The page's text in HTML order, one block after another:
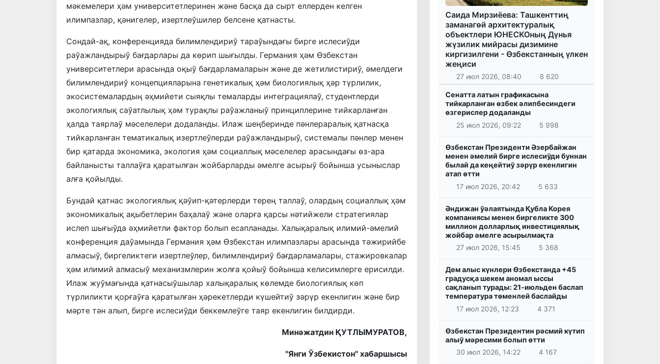
мәкемелери ҳәм университетлеринен және басқа да сырт еллерден келген
илимпазлар, қәнигелер, изертлеўшилер белсене қатнасты.
Сондай-ақ, конференцияда билимлендириў тараўындағы бирге ислесиўди
раўажландырыў бағдарлары да көрип шығылды. Германия ҳәм Өзбекстан
университетлери арасында оқыў бағдарламаларын және де жетилистириў, әмелдеги
билимлендириў концепцияларына генетикалық ҳәм биологиялық ҳәр түрлилик,
экосистемалардың әҳмийети сыяқлы темаларды интеграциялаў, студентлерди
экологиялық саўатлылық ҳәм турақлы раўажланыў принциплерине тийкарланған
ҳалда таярлаў мәселелери додаланды. Илаж шеңберинде пәнлераралық қатнасқа
тийкарланған тематикалық изертлеўлерди раўажландырыў, системалы пәнлер менен
бир қатарда экономика, экология ҳәм социаллық мәселелер арасындағы өз-ара
байланысты таллаўға қаратылған жойбарларды әмелге асырыў бойынша усыныслар
алға қойылды.
Бундай қатнас экологиялық қәўип-қәтерлерди терең таллаў, олардың социаллық ҳәм
экономикалық ақыбетлерин баҳалаў және оларға қарсы нәтийжели стратегиялар
ислеп шығыўда әҳмийетли фактор болып есапланады. Халықаралық илимий-әмелий
конференция даўамында Германия ҳәм Өзбекстан илимпазлары арасында тәжирийбе
алмасыў, биргеликтеги изертлеўлер, билимлендириў бағдарламалары, стажировкалар
ҳәм илимий алмасыў механизмлерин жолға қойыў бойынша келисимлерге ерисилди.
Илаж жуўмағында қатнасыўшылар халықаралық көлемде биологиялық көп
түрлиликти қорғаўға қаратылған ҳәрекетлерди күшейтиў зәрүр екенлигин және бир
мәрте тән алып, бирге ислесиўди беккемлеўге таяр екенлигин билдирди.
Минәжатдин ҚУТЛЫМУРАТОВ,
"Янги Ўзбекистон" хабаршысы
Саида Мирзиёева: Ташкенттиң
заманагөй архитектуралық
объектлери ЮНЕСКОның Дүнья
жүзилик мийрасы дизимине
киргизилгени - Өзбекстанның үлкен
жеңиси
27 июл 2026, 08:40 8 620
Сенатта латын графикасына
тийкарланған өзбек әлипбесиндеги
өзгерислер додаланды
25 июл 2026, 09:22
5 998
Өзбекстан Президенти Әзербайжан
менен әмелий бирге ислесиўди буннан
былай да кеңейтиў зәрүр екенлигин
атап өтти
17 июл 2026, 20:42
5 633
Әндижан ўәлаятында Қубла Корея
компаниясы менен биргеликте 300
миллион долларлық инвестициялық
жойбар әмелге асырылмақта
27 июл 2026, 15:45
5 368
Дем алыс күнлери Өзбекстанда +45
градусқа шекем аномал ыссы
сақланып турады: 21-июльден баслап
температура төменлей баслайды
17 июл 2026, 12:23
4 371
Өзбекстан Президентин рәсмий күтип
алыў мәресими болып өтти
30 июл 2026, 14:22
4 167